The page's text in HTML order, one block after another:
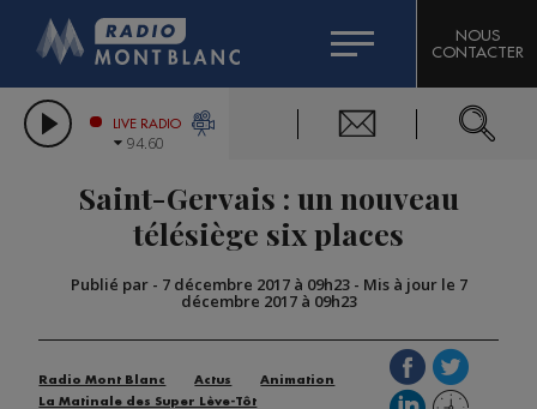
LES CHRONIQUES DE L'EXPERT
CITIZEN MACHINERY
GRAND MASSIF DOMAINES SKIABLES
BIGARD
COMPAGNIE DU MONT-BLANC
NOUS
CONTACTER
LIVE RADIO
94.60
Saint-Gervais : un nouveau
télésiège six places
Publié par - 7 décembre 2017 à 09h23- Mis à jour le 7
décembre 2017 à 09h23
Radio Mont Blanc Actus
Animation
La Matinale des Super Lève-Tôt